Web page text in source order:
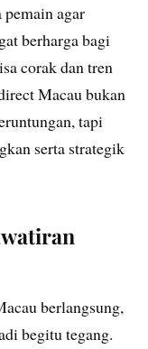
agar
berharga bagi
corak dan tren
Macau bukan
tapi
serta strategik
berlangsung,
begitu tegang.